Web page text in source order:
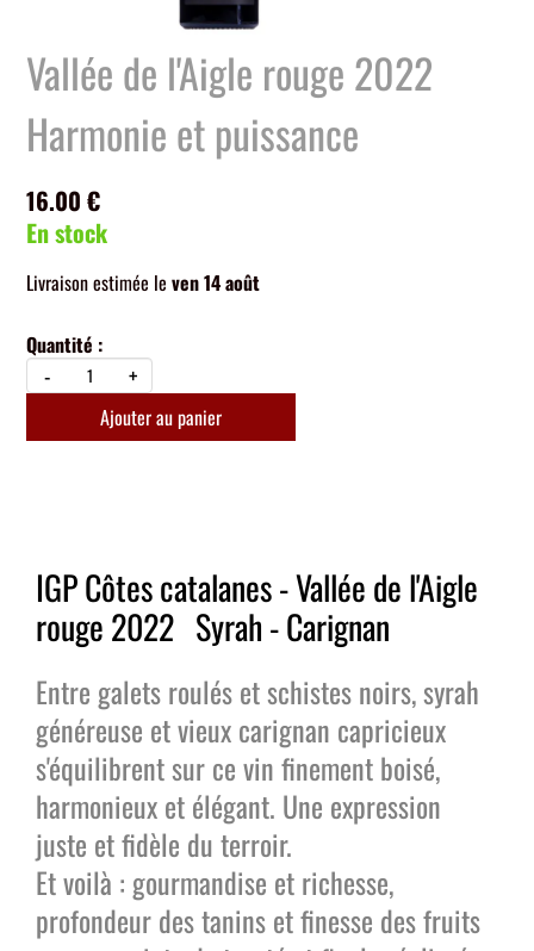
Vallée de l'Aigle rouge 2022
Harmonie et puissance
16.00 €
En stock
Livraison estimée le ven 14 août
Quantité :
- +
Ajouter au panier
IGP Côtes catalanes - Vallée de l'Aigle
rouge 2022 Syrah - Carignan
Entre galets roulés et schistes noirs, syrah
généreuse et vieux carignan capricieux
s'équilibrent sur ce vin finement boisé,
harmonieux et élégant. Une expression
juste et fidèle du terroir.
Et voilà : gourmandise et richesse,
profondeur des tanins et finesse des fruits